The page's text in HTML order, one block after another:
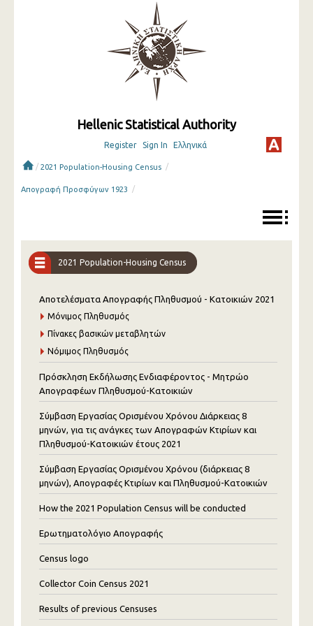
Hellenic Statistical Authority
Register Sign In Ελληνικά
/ 2021 Population-Housing Census /
Απογραφή Προσφύγων 1923 /
2021 Population-Housing Census
Αποτελέσματα Απογραφής Πληθυσμού - Κατοικιών 2021
Μόνιμος Πληθυσμός
Πίνακες βασικών μεταβλητών
Νόμιμος Πληθυσμός
Πρόσκληση Εκδήλωσης Ενδιαφέροντος - Μητρώο
Απογραφέων Πληθυσμού-Κατοικιών
Σύμβαση Εργασίας Ορισμένου Χρόνου Διάρκειας 8
μηνών, για τις ανάγκες των Απογραφών Κτιρίων και
Πληθυσμού-Κατοικιών έτους 2021
Σύμβαση Εργασίας Ορισμένου Χρόνου (διάρκειας 8
μηνών), Απογραφές Κτιρίων και Πληθυσμού-Κατοικιών
How the 2021 Population Census will be conducted
Ερωτηματολόγιο Απογραφής
Census logo
Collector Coin Census 2021
Results of previous Censuses